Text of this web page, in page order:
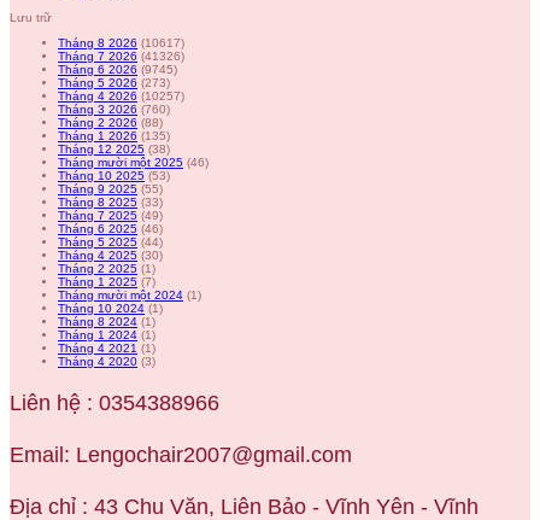
Lưu trữ
Tháng 8 2026 (10617)
Tháng 7 2026 (41326)
Tháng 6 2026 (9745)
Tháng 5 2026 (273)
Tháng 4 2026 (10257)
Tháng 3 2026 (760)
Tháng 2 2026 (88)
Tháng 1 2026 (135)
Tháng 12 2025 (38)
Tháng mười một 2025 (46)
Tháng 10 2025 (53)
Tháng 9 2025 (55)
Tháng 8 2025 (33)
Tháng 7 2025 (49)
Tháng 6 2025 (46)
Tháng 5 2025 (44)
Tháng 4 2025 (30)
Tháng 2 2025 (1)
Tháng 1 2025 (7)
Tháng mười một 2024 (1)
Tháng 10 2024 (1)
Tháng 8 2024 (1)
Tháng 1 2024 (1)
Tháng 4 2021 (1)
Tháng 4 2020 (3)
Liên hệ : 0354388966
Email: Lengochair2007@gmail.com
Địa chỉ : 43 Chu Văn, Liên Bảo - Vĩnh Yên - Vĩnh